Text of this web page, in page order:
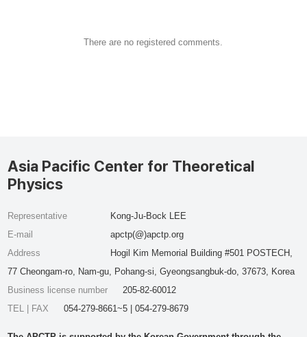
There are no registered comments.
Asia Pacific Center for Theoretical
Physics
Representative
Kong-Ju-Bock LEE
E-mail
apctp(@)apctp.org
Address
Hogil Kim Memorial Building #501 POSTECH,
77 Cheongam-ro, Nam-gu, Pohang-si, Gyeongsangbuk-do, 37673, Korea
Business license number
205-82-60012
TEL | FAX
054-279-8661~5 | 054-279-8679